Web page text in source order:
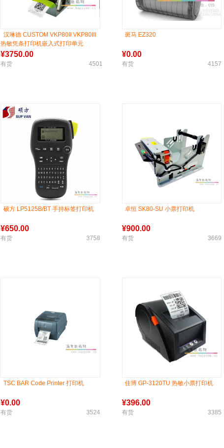
汉琳德 CUSTOM VKP80II VKP80III
热敏凭条打印机嵌入式打印单元
¥3750.00
有货 4501
斑马 EZ320
¥0.00
有货 4157
硕方 LP5125B/BT 手持标签打印机
¥650.00
有货 3758
卓恒 SK80-SU 小票打印机
¥900.00
有货 3669
TSC BAR Code Printer 打印机
¥0.00
有货 3524
佳博 GP-3120TU 热敏小票打印机
¥396.00
有货 3385